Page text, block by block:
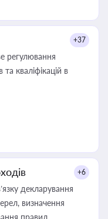
+37
регулювання
та кваліфікацій в
+6
декларування
визначення
правил